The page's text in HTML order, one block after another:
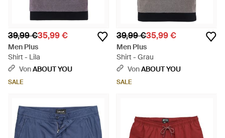
39,99 €35,99 €
Men Plus
Shirt - Lila
VonABOUT YOU
SALE
39,99 €35,99 €
Men Plus
Shirt - Grau
VonABOUT YOU
SALE